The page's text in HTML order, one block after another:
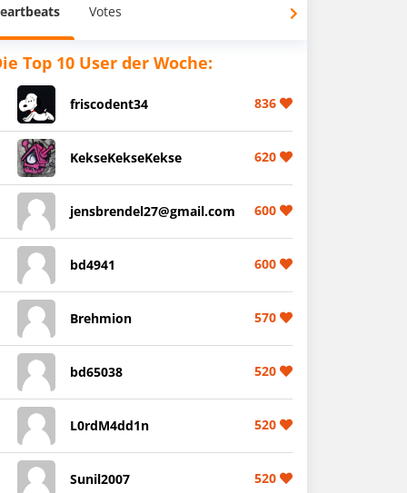
Votes
Top 10 User der Woche:
friscodent34 836
KekseKekseKekse 620
jensbrendel27@gmail.com 600
bd4941 600
Brehmion 570
bd65038 520
L0rdM4dd1n 520
Sunil2007 520